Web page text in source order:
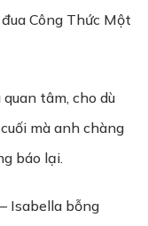
Công Thức Một
tâm, cho dù
mà anh chàng
báo lại.
Isabella bỗng